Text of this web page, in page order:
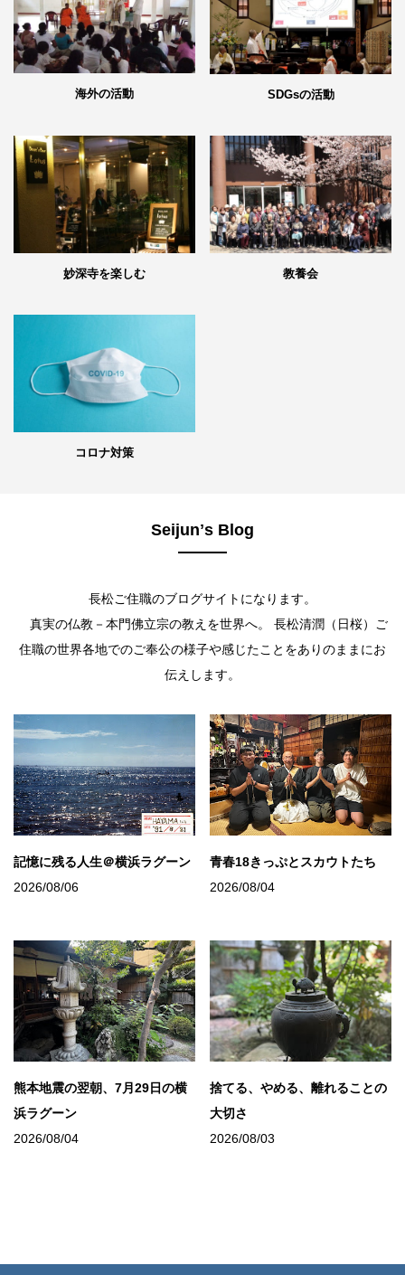
海外の活動 SDGsの活動
妙深寺を楽しむ 教養会
コロナ対策
Seijunʼs Blog
長松ご住職のブログサイトになります。
真実の仏教－本門佛立宗の教えを世界へ。 長松清潤（日桜）ご
住職の世界各地でのご奉公の様子や感じたことをありのままにお
伝えします。
記憶に残る人生＠横浜ラグーン
2026/08/06
青春18きっぷとスカウトたち
2026/08/04
熊本地震の翌朝、7月29日の横
浜ラグーン
2026/08/04
捨てる、やめる、離れることの
大切さ
2026/08/03